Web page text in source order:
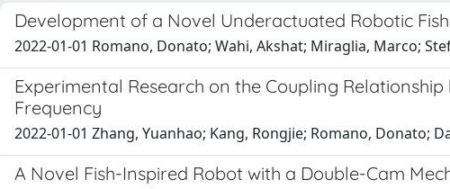
Development of a Novel Underactuated Robotic
2022-01-01 Romano, Donato; Wahi, Akshat; Miraglia, Marco;
Experimental Research on the Coupling
Frequency
2022-01-01 Zhang, Yuanhao; Kang, Rongjie; Romano, Donato;
A Novel Fish-Inspired Robot with a Double-Cam